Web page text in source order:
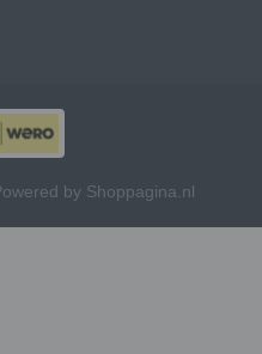
by Shoppagina.nl